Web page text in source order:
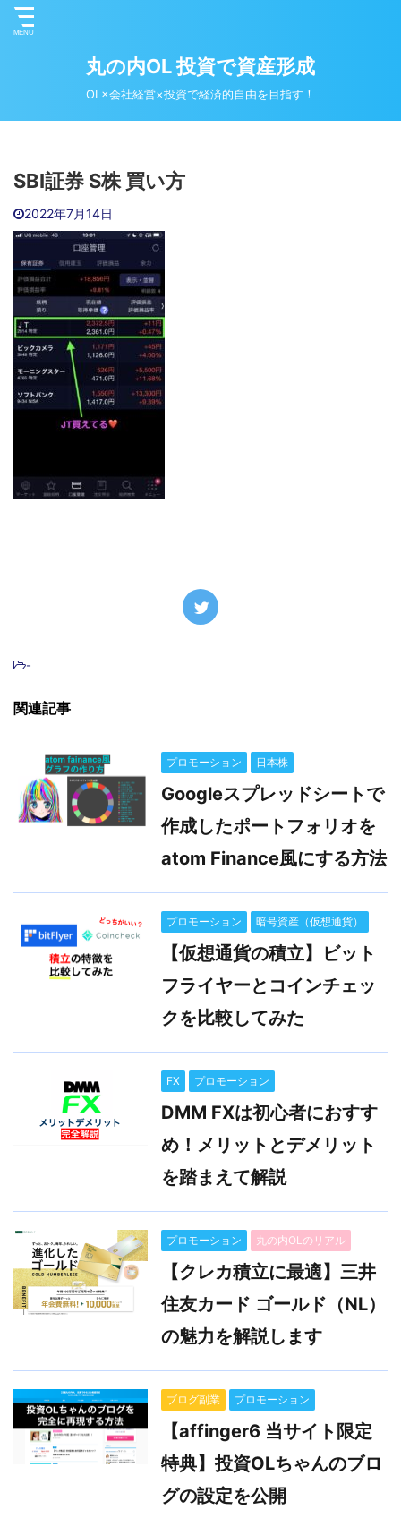
丸の内OL 投資で資産形成
OL×会社経営×投資で経済的自由を目指す！
SBI証券 S株 買い方
2022年7月14日
-
関連記事
プロモーション 日本株
Googleスプレッドシートで
作成したポートフォリオを
atom Finance風にする方法
プロモーション 暗号資産（仮想通貨）
【仮想通貨の積立】ビット
フライヤーとコインチェッ
クを比較してみた
FX プロモーション
DMM FXは初心者におすす
め！メリットとデメリット
を踏まえて解説
プロモーション 丸の内OLのリアル
【クレカ積立に最適】三井
住友カード ゴールド（NL）
の魅力を解説します
ブログ副業 プロモーション
【affinger6 当サイト限定
特典】投資OLちゃんのブロ
グの設定を公開